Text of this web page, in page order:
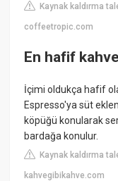
Kaynak kaldırma
coffeetropic.com
En hafif
İçimi oldukça hafif
Espresso'ya süt
köpüğü konularak
bardağa konulur.
Kaynak kaldırma
kahvegibikahve.com